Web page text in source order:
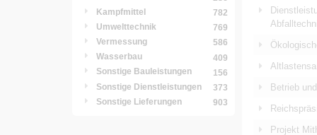
Kampfmittel
782
Umwelttechnik
769
Vermessung
586
Wasserbau
409
Sonstige Bauleistungen
156
Sonstige Dienstleistungen
373
Sonstige Lieferungen
903
Betrieb
Projekt